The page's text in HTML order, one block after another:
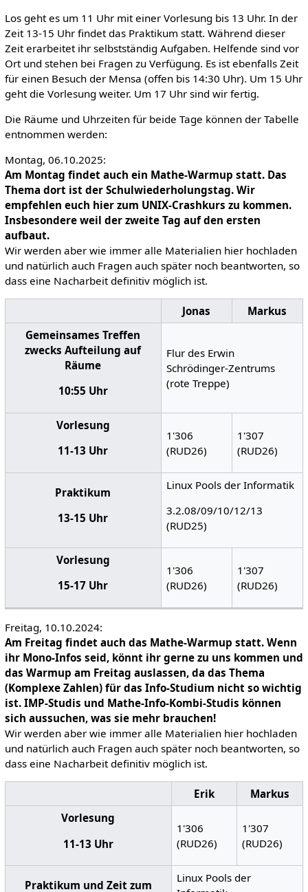
Los geht es um 11 Uhr mit einer Vorlesung bis 13 Uhr. In der
Zeit 13-15 Uhr findet das Praktikum statt. Während dieser
Zeit erarbeitet ihr selbstständig Aufgaben. Helfende sind vor
Ort und stehen bei Fragen zu Verfügung. Es ist ebenfalls Zeit
für einen Besuch der Mensa (offen bis 14:30 Uhr). Um 15 Uhr
geht die Vorlesung weiter. Um 17 Uhr sind wir fertig.
Die Räume und Uhrzeiten für beide Tage können der Tabelle
entnommen werden:
Montag, 06.10.2025:
Am Montag findet auch ein Mathe-Warmup statt. Das
Thema dort ist der Schulwiederholungstag. Wir
empfehlen euch hier zum UNIX-Crashkurs zu kommen.
Insbesondere weil der zweite Tag auf den ersten
aufbaut.
Wir werden aber wie immer alle Materialien hier hochladen
und natürlich auch Fragen auch später noch beantworten, so
dass eine Nacharbeit definitiv möglich ist.
Jonas
Markus
Gemeinsames Treffen
zwecks Aufteilung auf
Räume
10:55 Uhr
Flur des Erwin
Schrödinger-Zentrums
(rote Treppe)
Vorlesung
11-13 Uhr
1'306
(RUD26)
1'307
(RUD26)
Praktikum
13-15 Uhr
Linux Pools der Informatik
3.2.08/09/10/12/13
(RUD25)
Vorlesung
15-17 Uhr
1'306
(RUD26)
1'307
(RUD26)
Freitag, 10.10.2024:
Am Freitag findet auch das Mathe-Warmup statt. Wenn
ihr Mono-Infos seid, könnt ihr gerne zu uns kommen und
das Warmup am Freitag auslassen, da das Thema
(Komplexe Zahlen) für das Info-Studium nicht so wichtig
ist. IMP-Studis und Mathe-Info-Kombi-Studis können
sich aussuchen, was sie mehr brauchen!
Wir werden aber wie immer alle Materialien hier hochladen
und natürlich auch Fragen auch später noch beantworten, so
dass eine Nacharbeit definitiv möglich ist.
Erik
Markus
Vorlesung
11-13 Uhr
1'306
(RUD26)
1'307
(RUD26)
Praktikum und Zeit zum
Linux Pools der